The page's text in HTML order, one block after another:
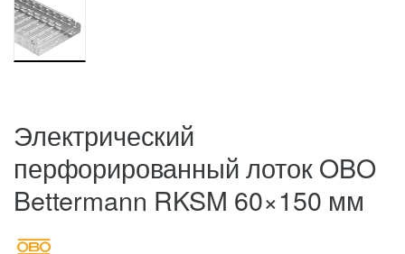
Электрический
перфорированный лоток OBO
Bettermann RKSM 60×150 мм